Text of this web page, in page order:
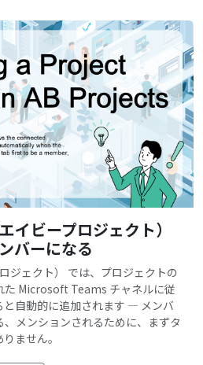
ビープロジェクト）
バーになる
ジェクト） では、プロジェクトの
た Microsoft Teams チャネルに従
と自動的に追加されます — メンバ
メンションされるために、まずタ
ません。